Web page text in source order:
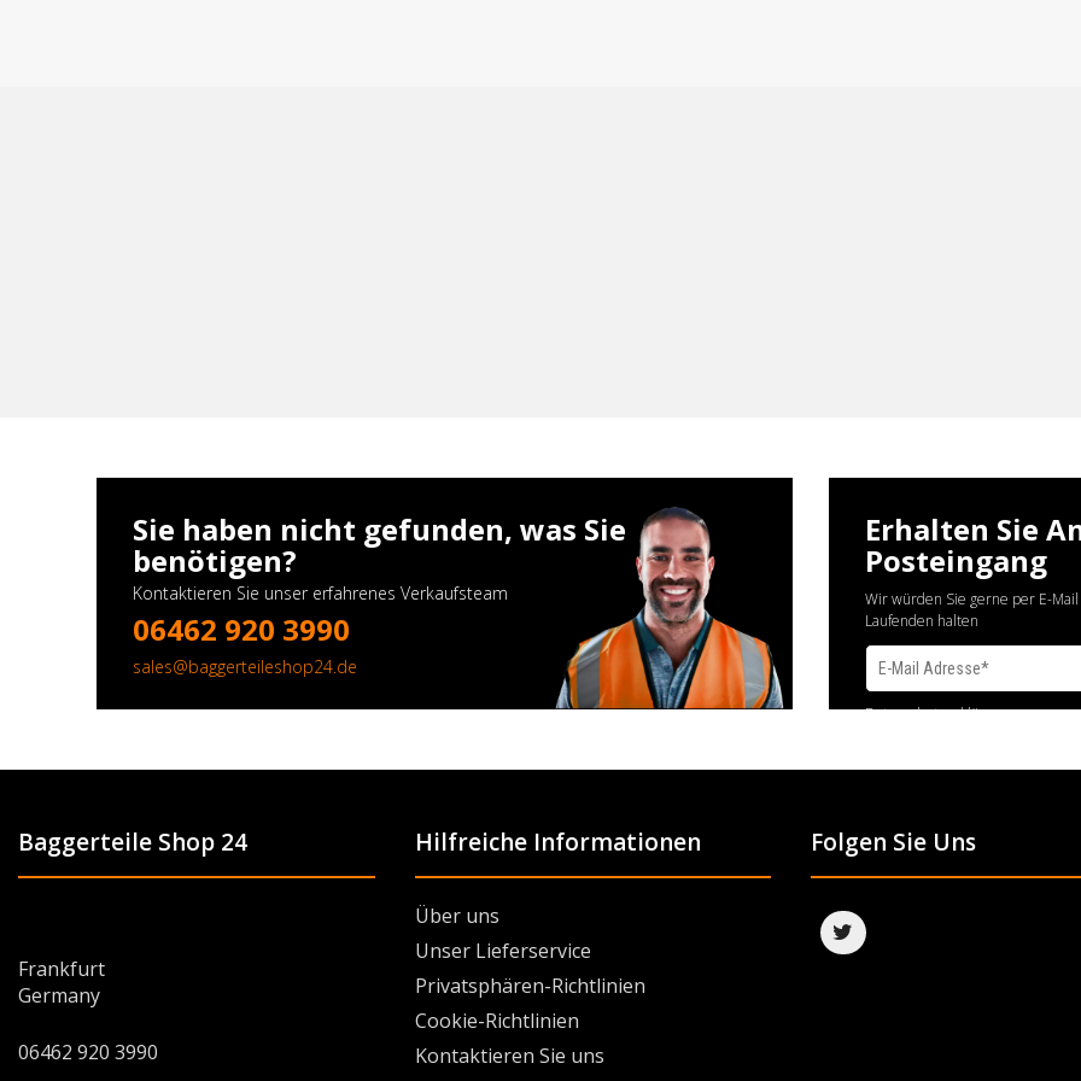
Sie haben nicht gefunden, was Sie
benötigen?
Kontaktieren Sie unser erfahrenes Verkaufsteam
06462 920 3990
sales@baggerteileshop24.de
Erhalten Sie
Posteingang
Wir würden Sie gerne per E-
Laufenden halten
Datenschutzerklärung
Baggerteile Shop 24
Frankfurt
Germany
06462 920 3990
Hilfreiche Informationen
Über uns
Unser Lieferservice
Privatsphären-Richtlinien
Cookie-Richtlinien
Kontaktieren Sie uns
Folgen Sie Uns